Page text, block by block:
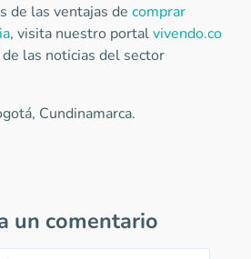
de las ventajas de comprar
, visita nuestro portalvivendo.co
las noticias del sector
Cundinamarca.
un comentario